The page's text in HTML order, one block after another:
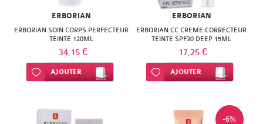
URGO
ERBORIAN
ERBORIAN SOIN CORPS PERFECTEUR
TEINTÉ 120ML
34,15 €
Ajouter à ma liste d’envie
AJOUTER
ERBORIAN
ERBORIAN CC CREME CORRECTEUR
TEINTE SPF30 DEEP 15ML
17,25 €
Ajouter à ma liste d’envie
AJOUTER
-6%